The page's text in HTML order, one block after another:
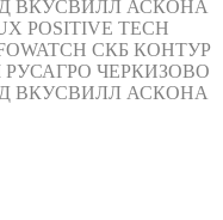
ВКУСВИЛЛ АСКОНА
POSITIVE TECH
СКБ КОНТУР
РУСАГРО ЧЕРКИЗОВО
ВКУСВИЛЛ АСКОНА